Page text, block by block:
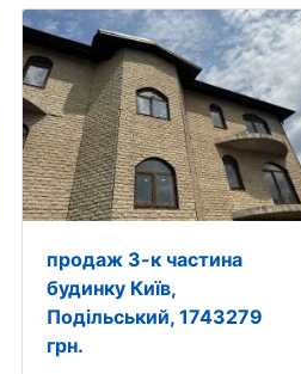
продаж 3-к частина
будинку Київ,
Подільський, 1743279
грн.